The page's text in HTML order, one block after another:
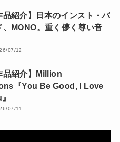
品紹介】日本のインスト・バ
、MONO。重く儚く尊い音
07/12
品紹介】Million
『You Be Good, I Love
07/11